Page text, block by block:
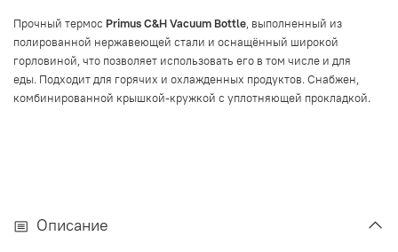
Прочный термос Primus C&H Vacuum Bottle, выполненный из
полированной нержавеющей стали и оснащённый широкой
горловиной, что позволяет использовать его в том числе и для
еды. Подходит для горячих и охлажденных продуктов. Снабжен,
комбинированной крышкой-кружкой с уплотняющей прокладкой.
Описание